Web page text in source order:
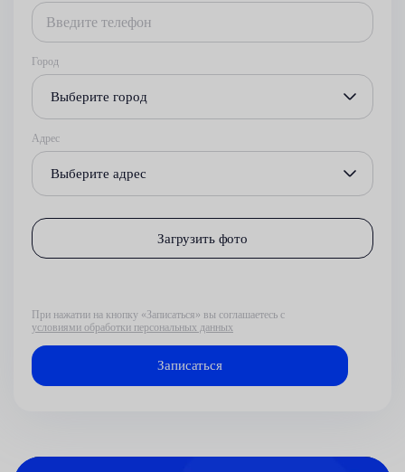
Город
Выберите город
Адрес
Выберите адрес
Загрузить фото
При нажатии на кнопку «Записаться» вы соглашаетесь с
условиями обработки персональных данных